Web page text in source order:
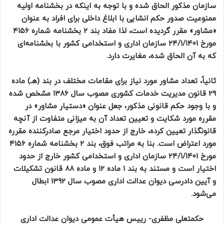
سازمان مذکور الحاق شده و با توجه به اینکه در بخشنامه اولیه
ممنوعیت صدور حکم انشایی با ابلاغ داخلی برای افراد به عنوان
«مشاور» مقرر گردیده است، لذا مفاد بند ۲ بخشنامه شماره ۴۱۵۶
مورخ ۲۴/۱/۱۴۰۱ سازمان اداری و استخدامی کشور با بخشنامه‌ای
که به آن الحاق شده، مغایرت دارد.
ثانیاً، تعداد مشاور مورد نیاز برای مقامات مختلف در بند (هـ) ماده
۲۹ قانون مدیریت خدمات کشوری مصوب سال ۱۳۸۶ مشخص شده
و با وجود حکم قانونی مذکور، جعل عنوان «دستیار مشاور» در
مقرره مورد شکایت و تعیین تعداد آن به میزانی متفاوت از آنچه
قانونگذار تعیین کرده، خارج از حدود اختیار مرجع صادرکننده مقرره
مورد اعتراض است. بنا به مراتب فوق، بند ۲ بخشنامه شماره ۴۱۵۶
مورخ ۲۴/۱/۱۴۰۱ سازمان اداری و استخدامی کشور خارج از حدود
اختیار است و مستند به بند ۱ ماده ۱۲ و ماده ۸۸ قانون تشکیلات
و آیین دادرسی دیوان عدالت اداری مصوب سال ۱۳۹۲ ابطال
می‌شود.
حکمتعلی مظفری- رییس هیأت عمومی دیوان عدالت اداری